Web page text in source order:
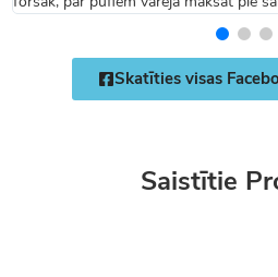
Skatīties visas
Saistītie